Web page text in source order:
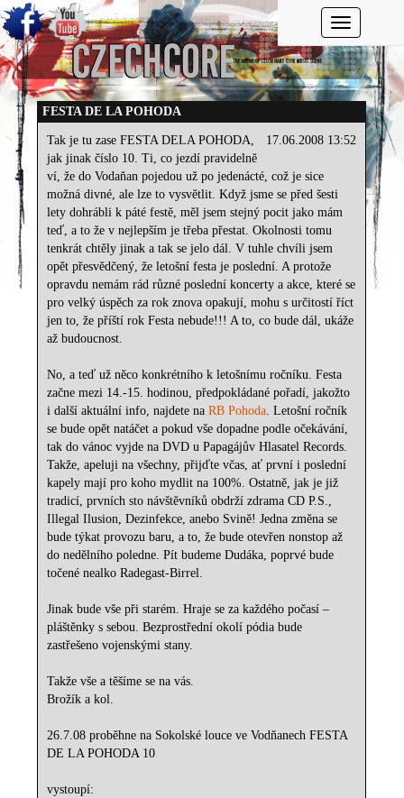
Toggle
FESTA DE LA POHODA
17.06.2008 13:52
Tak je tu zase FESTA DELA POHODA,
jak jinak číslo 10. Ti, co jezdí pravidelně
ví, že do Vodaňan pojedou už po jedenácté, což je sice
možná divné, ale lze to vysvětlit. Když jsme se před šesti
lety dohrábli k páté festě, měl jsem stejný pocit jako mám
teď, a to že v nejlepším je třeba přestat. Okolnosti tomu
tenkrát chtěly jinak a tak se jelo dál. V tuhle chvíli jsem
opět přesvědčený, že letošní festa je poslední. A protože
opravdu nemám rád různé poslední koncerty a akce, které se
pro velký úspěch za rok znova opakují, mohu s určitostí říct
jen to, že příští rok Festa nebude!!! A to, co bude dál, ukáže
až budoucnost.
No, a teď už něco konkrétního k letošnímu ročníku. Festa
začne mezi 14.-15. hodinou, předpokládané pořadí, jakožto
i další aktuální info, najdete naRB Pohoda. Letošní ročník
se bude opět natáčet a pokud vše dopadne podle očekávání,
tak do vánoc vyjde na DVD u Papagájův Hlasatel Records.
Takže, apeluji na všechny, přijďte včas, ať první i poslední
kapely mají pro koho mydlit na 100%. Ostatně, jak je již
tradicí, prvních sto návštěvníků obdrží zdrama CD P.S.,
Illegal Ilusion, Dezinfekce, anebo Svině! Jedna změna se
bude týkat provozu baru, a to, že bude otevřen nonstop až
do nedělního poledne. Pít budeme Dudáka, poprvé bude
točené nealko Radegast-Birrel.
Jinak bude vše při starém. Hraje se za každého počasí –
pláštěnky s sebou. Bezprostřední okolí pódia bude
zastřešeno vojenskými stany.
Takže vše a těšíme se na vás.
Brožík a kol.
26.7.08 proběhne na Sokolské louce ve Vodňanech FESTA
DE LA POHODA 10
vystoupí: